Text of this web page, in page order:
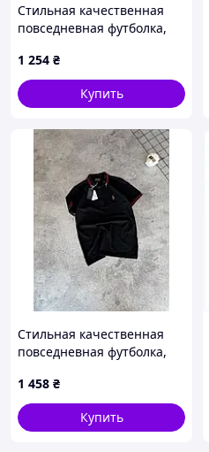
Стильная качественная
повседневная футболка,
1 254 ₴
Купить
Стильная качественная
повседневная футболка,
1 458 ₴
Купить